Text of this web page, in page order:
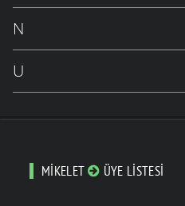
N
U
MIKELET ÜYE LISTESI